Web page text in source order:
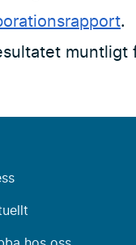
.
muntligt